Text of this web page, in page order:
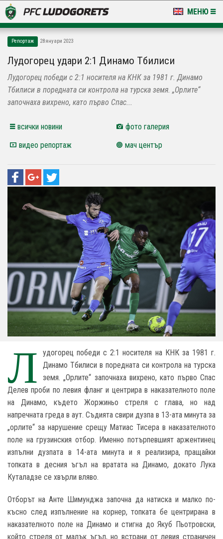
МЕНЮ
LUDOGORETS TV
НА ТЕРЕНА
СТАДИОН & БАЗИ
КЛУБ
ЗА ФЕНОВЕ
Репортаж 28 януари 2023
Лудогорец удари 2:1 Динамо Тбилиси
Лудогорец победи с 2:1 носителя на КНК за 1981 г. Динамо
Тбилиси в поредната си контрола на турска земя. „Орлите“
започнаха вихрено, като първо Спас...
всички новини
фото галерия
видео репортаж
мач център
Л
удогорец победи с 2:1 носителя на КНК за 1981 г.
Динамо Тбилиси в поредната си контрола на турска
земя. „Орлите“ започнаха вихрено, като първо Спас
Делев проби по левия фланг и центрира в наказателното поле
на Динамо, където Жоржиньо стреля с глава, но над
напречната греда в аут. Съдията свири дузпа в 13-ата минута за
„орлите“ за нарушение срещу Матиас Тисера в наказателното
поле на грузинския отбор. Именно потърпевшият аржентинец
изпълни дузпата в 14-ата минута и я реализира, пращайки
топката в десния ъгъл на вратата на Динамо, докато Лука
Куталадзе се хвърли вляво.
Отборът на Анте Шимунджа започна да натиска и малко по-
късно след изпълнение на корнер, топката бе центрирана в
наказателното поле на Динамо и стигна до Якуб Пьотровски,
който стреля от малък ъгъл, но встрани от левия страничен